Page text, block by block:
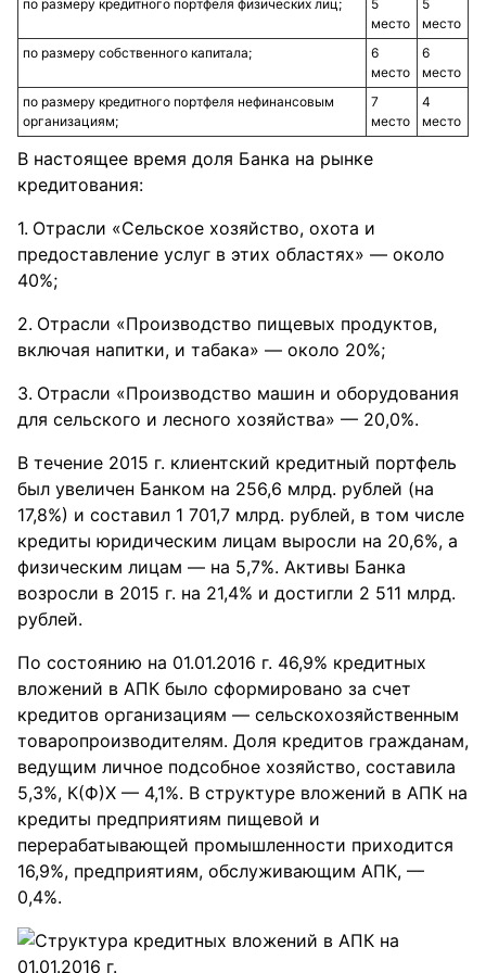
по размеру кредитного портфеля физических лиц;
5
место
5
место
по размеру собственного капитала;
6
место
6
место
по размеру кредитного портфеля нефинансовым
организациям;
7
место
4
место
В настоящее время доля Банка на рынке
кредитования:
Отрасли «Сельское хозяйство, охота и
предоставление услуг в этих областях» — около
40%;
Отрасли «Производство пищевых продуктов,
включая напитки, и табака» — около 20%;
Отрасли «Производство машин и оборудования
для сельского и лесного хозяйства» — 20,0%.
В течение 2015 г. клиентский кредитный портфель
был увеличен Банком на 256,6 млрд. рублей (на
17,8%) и составил 1 701,7 млрд. рублей, в том числе
кредиты юридическим лицам выросли на 20,6%, а
физическим лицам — на 5,7%. Активы Банка
возросли в 2015 г. на 21,4% и достигли 2 511 млрд.
рублей.
По состоянию на 01.01.2016 г. 46,9% кредитных
вложений в АПК было сформировано за счет
кредитов организациям — сельскохозяйственным
товаропроизводителям. Доля кредитов гражданам,
ведущим личное подсобное хозяйство, составила
5,3%, К(Ф)Х — 4,1%. В структуре вложений в АПК на
кредиты предприятиям пищевой и
перерабатывающей промышленности приходится
16,9%, предприятиям, обслуживающим АПК, —
0,4%.